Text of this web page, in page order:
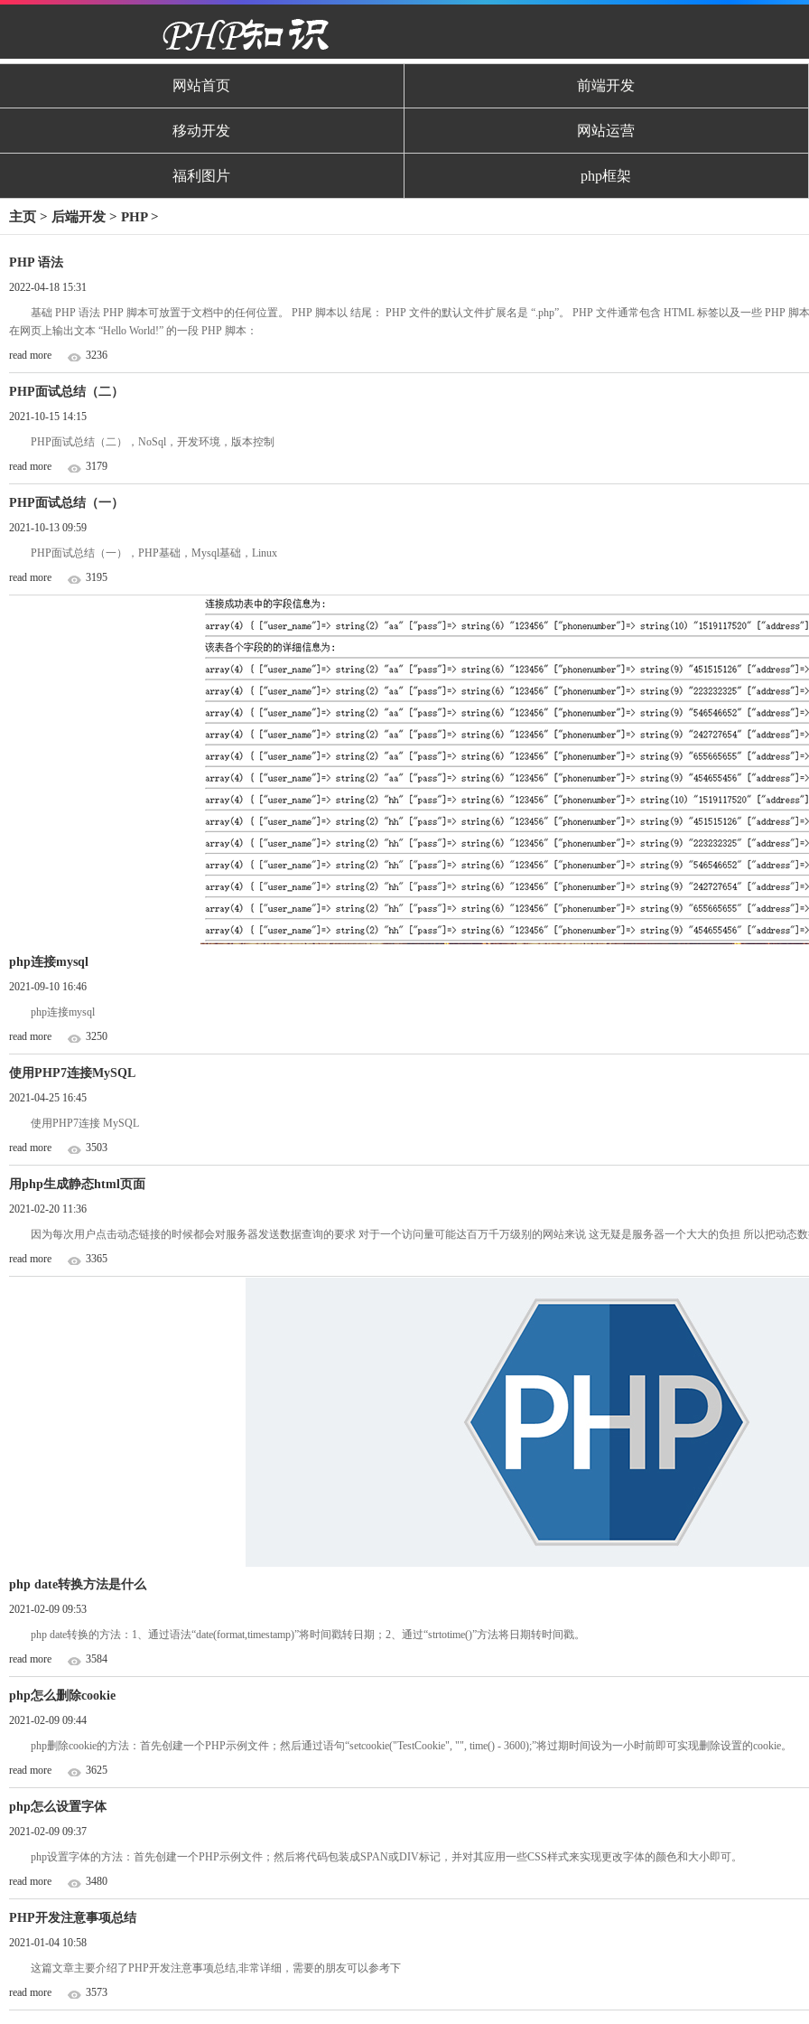
网站首页 前端开发
移动开发 网站运营
福利图片 php框架
主页 > 后端开发 > PHP>
PHP 语法
2022-04-18 15:31
基础 PHP 语法 PHP 脚本可放置于文档中的任何位置。 PHP 脚本以 结尾： PHP 文件的默认文件扩展名是 “.php”。 PHP 文件通常包含 HTML 标签以及一些 PHP
在网页上输出文本 “Hello World!” 的一段 PHP 脚本：
read more
3236
PHP面试总结（二）
2021-10-15 14:15
PHP面试总结（二），NoSql，开发环境，版本控制
read more
3179
PHP面试总结（一）
2021-10-13 09:59
PHP面试总结（一），PHP基础，Mysql基础，Linux
read more
3195
php连接mysql
2021-09-10 16:46
php连接mysql
read more
3250
使用PHP7连接MySQL
2021-04-25 16:45
使用PHP7连接 MySQL
read more
3503
用php生成静态html页面
2021-02-20 11:36
因为每次用户点击动态链接的时候都会对服务器发送数据查询的要求 对于一个访问量可能达百万千万级别的网站来说 这无疑是服务器一个大大的负担 所以把动态
read more
3365
php date转换方法是什么
2021-02-09 09:53
php date转换的方法：1、通过语法“date(format,timestamp)”将时间戳转日期；2、通过“strtotime()”方法将日期转时间戳。
read more
3584
php怎么删除cookie
2021-02-09 09:44
php删除cookie的方法：首先创建一个PHP示例文件；然后通过语句“setcookie("TestCookie", "", time() - 3600);”将过期时间设为一小时前即可实现删除设置的cookie。
read more
3625
php怎么设置字体
2021-02-09 09:37
php设置字体的方法：首先创建一个PHP示例文件；然后将代码包装成SPAN或DIV标记，并对其应用一些CSS样式来实现更改字体的颜色和大小即可。
read more
3480
PHP开发注意事项总结
2021-01-04 10:58
这篇文章主要介绍了PHP开发注意事项总结,非常详细，需要的朋友可以参考下
read more
3573